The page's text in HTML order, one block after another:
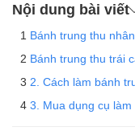
Nội dung bài viết
Bánh trung thu
Bánh trung thu trái
2. Cách làm bánh
3. Mua dụng cụ